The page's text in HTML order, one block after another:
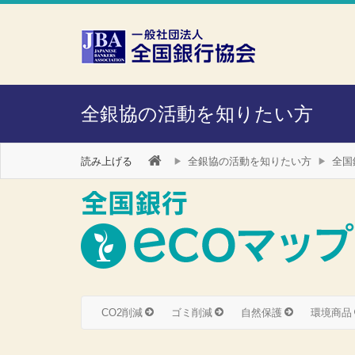
本文へスキップ
障がい者向け相談窓口
全銀協の活動を知りたい方
読み上げる 全銀協の活動を知りたい方 全国
CO2削減 ゴミ削減 自然保護 環境商品